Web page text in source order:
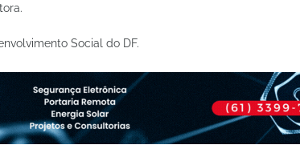
Social do DF.